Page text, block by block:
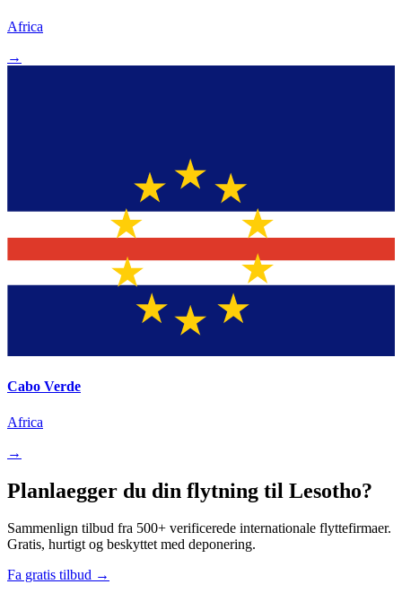
Africa
→
Cabo Verde
Africa
→
Planlaegger du din flytning til Lesotho?
Sammenlign tilbud fra 500+ verificerede internationale flyttefirmaer.
Gratis, hurtigt og beskyttet med deponering.
Fa gratis tilbud →